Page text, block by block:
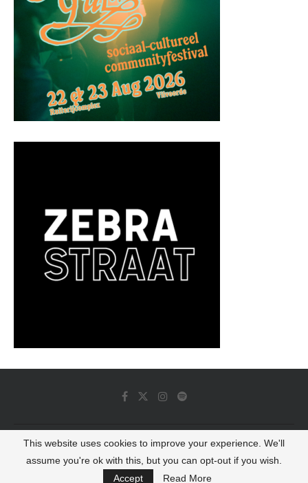
© 2022 - Luminous Dash All Rights Reserved
BACK TO TOP
This website uses cookies to improve your experience. We'll
assume you're ok with this, but you can opt-out if you wish.
Accept
Read More